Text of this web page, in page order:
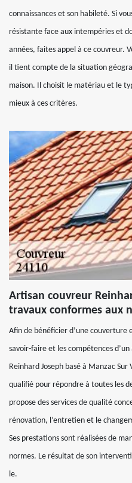
connaissances et son habileté. Si
résistante face aux intempéries et
années, faites appel à ce couvreur.
il tient compte de la situation
maison. Il choisit le matériau et le
mieux à ces critères.
Artisan couvreur
travaux conformes aux
Afin de bénéficier d’une
savoir-faire et les compétences
Reinhard Joseph basé à Manzac
qualifié pour répondre à toutes les
propose des services de qualité
rénovation, l’entretien et le
Ses prestations sont réalisées de
normes. Le résultat de son
le.